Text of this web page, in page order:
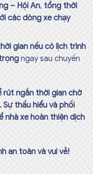
– Hội An, tổng thời
các dòng xe chạy
gian nếu có lịch trình
ngay sau chuyến
rút ngắn thời gian chờ
Sự thấu hiểu và phối
nhà xe hoàn thiện dịch
an toàn và vui vẻ!